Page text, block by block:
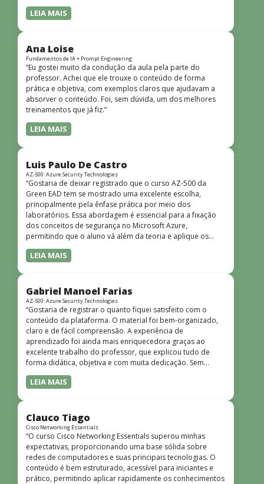
LEIA MAIS
Ana Loise
Fundamentos de IA + Prompt Engineering
“Eu gostei muito da condução da aula pela parte do
professor. Achei que ele trouxe o conteúdo de forma
prática e objetiva, com exemplos claros que ajudavam a
absorver o conteúdo. Foi, sem dúvida, um dos melhores
treinamentos que já fiz.”
LEIA MAIS
Luis Paulo De Castro
AZ-500: Azure Security Technologies
“Gostaria de deixar registrado que o curso AZ-500 da
Green EAD tem se mostrado uma excelente escolha,
principalmente pela ênfase prática por meio dos
laboratórios. Essa abordagem é essencial para a fixação
dos conceitos de segurança no Microsoft Azure,
permitindo que o aluno vá além da teoria e aplique os
conhecimentos em cenários reais e simulados. Outro
ponto muito positivo é a didática do curso. O conteúdo é
quem não tem uma bagagem técnica muito avançada.”
LEIA MAIS
Gabriel Manoel Farias
AZ-500: Azure Security Technologies
“Gostaria de registrar o quanto fiquei satisfeito com o
conteúdo da plataforma. O material foi bem-organizado,
claro e de fácil compreensão. A experiência de
aprendizado foi ainda mais enriquecedora graças ao
excelente trabalho do professor, que explicou tudo de
forma didática, objetiva e com muita dedicação. Sem
dúvida, foi uma jornada de muito aprendizado!”
LEIA MAIS
Clauco Tiago
Cisco Networking Essentials
“O curso Cisco Networking Essentials superou minhas
expectativas, proporcionando uma base sólida sobre
redes de computadores e suas principais tecnologias. O
conteúdo é bem estruturado, acessível para iniciantes e
prático, permitindo aplicar rapidamente os conhecimentos